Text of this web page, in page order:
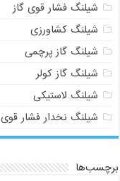
شیلنگ فشار قوی گاز
شیلنگ کشاورزی
شیلنگ گاز پرچمی
شیلنگ گاز کولر
شیلنگ لاستیکی
شیلنگ نخدار فشار قوی
برچسب‌ها